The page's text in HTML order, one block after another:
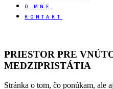
O MNE
KONTAKT
PRIESTOR PRE
MEDZIPRISTÁTIA
Stránka o tom, čo ponúkam, ale